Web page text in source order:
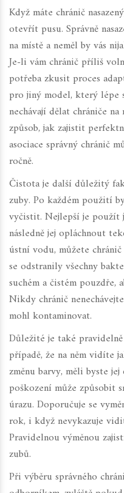
Když máte chránič
otevřít pusu. Správně
na místě a neměl by vás
Je-li vám chránič příliš
potřeba zkusit proces
pro jiný model, který lépe
nechávají dělat chrániče
způsob, jak zajistit
asociace správný chránič
ročně.
Čistota je další důležitý
zuby. Po každém použití
vyčistit. Nejlepší je použít
následně jej opláchnout
ústní vodu, můžete
se odstranily všechny
suchém a čistém pouzdře,
Nikdy chránič
mohl kontaminovat.
Důležité je také
případě, že na něm vidíte
změnu barvy, měli byste
poškození může způsobit
úrazu. Doporučuje se
rok, i když nevykazuje
Pravidelnou výměnou
zubů.
Při výběru správného